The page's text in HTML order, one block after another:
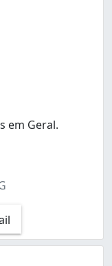
em Geral.